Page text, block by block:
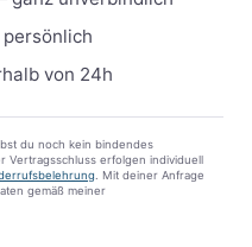
von 24h
du noch kein bindendes
Vertragsschluss erfolgen individuell
. Mit deiner Anfrage
gemäß meiner